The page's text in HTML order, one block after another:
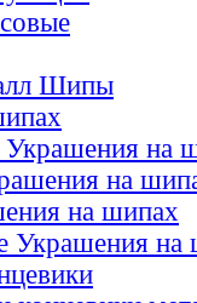
Шипы
Украшения на
на
на шипах
Украшения на